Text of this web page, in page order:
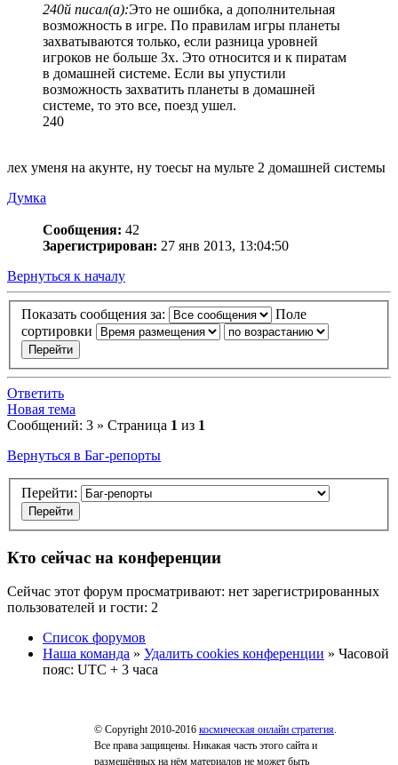
240й писал(а):Это не ошибка, а дополнительная
возможность в игре. По правилам игры планеты
захватываются только, если разница уровней
игроков не больше 3х. Это относится и к пиратам
в домашней системе. Если вы упустили
возможность захватить планеты в домашней
системе, то это все, поезд ушел.
240
лех уменя на акунте, ну тоесьт на мульте 2 домашней системы
Думка
Сообщения: 42
Зарегистрирован: 27 янв 2013, 13:04:50
Вернуться к началу
Показать сообщения за:
Поле
сортировки
Ответить
Новая тема
Сообщений: 3 » Страница 1 из 1
Вернуться в Баг-репорты
Перейти:
Кто сейчас на конференции
Сейчас этот форум просматривают: нет зарегистрированных
пользователей и гости: 2
Список форумов
Наша команда » Удалить cookies конференции » Часовой
пояс: UTC + 3 часа
© Copyright 2010-2016 космическая онлайн стратегия.
Все права защищены. Никакая часть этого сайта и
размещённых на нём материалов не может быть